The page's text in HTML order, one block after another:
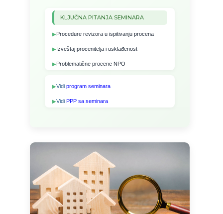
KLJUČNA PITANJA SEMINARA
Procedure revizora u ispitivanju procena
Izveštaj procenitelja i usklađenost
Problematične procene NPO
Vidiprogram seminara
VidiPPP sa seminara